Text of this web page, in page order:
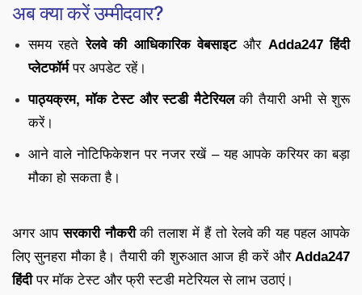
अब क्या करें उम्मीदवार?
समय रहतेरेलवे की आधिकारिक वेबसाइटऔर Adda247 हिंदी
प्लेटफॉर्मपर अपडेट रहें।
पाठ्यक्रम, मॉक टेस्ट और स्टडी मैटेरियलकी तैयारी अभी से शुरू
करें।
आने वाले नोटिफिकेशन पर नजर रखें – यह आपके करियर का बड़ा
मौका हो सकता है।
अगर आपसरकारी नौकरीकी तलाश में हैं तो रेलवे की यह पहल आपके
लिए सुनहरा मौका है। तैयारी की शुरुआत आज ही करें और Adda247
हिंदीपर मॉक टेस्ट और फ्री स्टडी मटेरियल से लाभ उठाएं।